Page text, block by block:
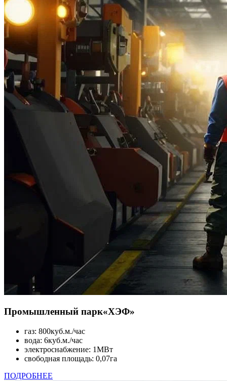
Промышленный парк«ХЭФ»
газ: 800куб.м./час
вода: 6куб.м./час
электроснабжение: 1МВт
свободная площадь: 0,07га
ПОДРОБНЕЕ